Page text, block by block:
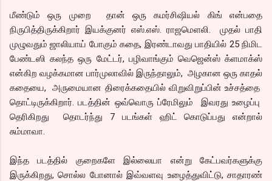
மீண்டும் ஒரு முறை தான் ஒரு கமர்சிஷியல் கிங் என்பதை
நிருபித்திருக்கிறார் இயக்குனர் எஸ்.எஸ். ராஜமெளலி. முதல் பாதி
முழுவதும் ஜாலியாய் போகும் கதை, இரண்டாவது பாதியில் 25 நிமிட
பேண்டஸி கலந்த ஒரு மேட்டர், பழிவாங்கும் வெஜென்ஸ் க்ளமாக்ஸ்
என்கிற வழக்கமான பார்முலாவில் இருந்தாலும், அழகான ஒரு காதல்
கதையை, அருமையான திரைக்கதையில் விறுவிறுப்பின் உச்சத்தை
தொட்டிருக்கிறார். படத்தின் ஒவ்வொரு ப்ரேமிலும் இவரது உழைப்பு
தெரிகிறது தொடர்ந்து 7 படங்கள் ஹிட் கொடுப்பது என்றால்
சும்மாவா.
இந்த படத்தில் குறைகளே இல்லையா என்று கேட்பவர்களுக்கு
இருக்கிறது, சொல்ல போனால் இவ்வளவு உழைத்துவிட்டு, சாதாரண்